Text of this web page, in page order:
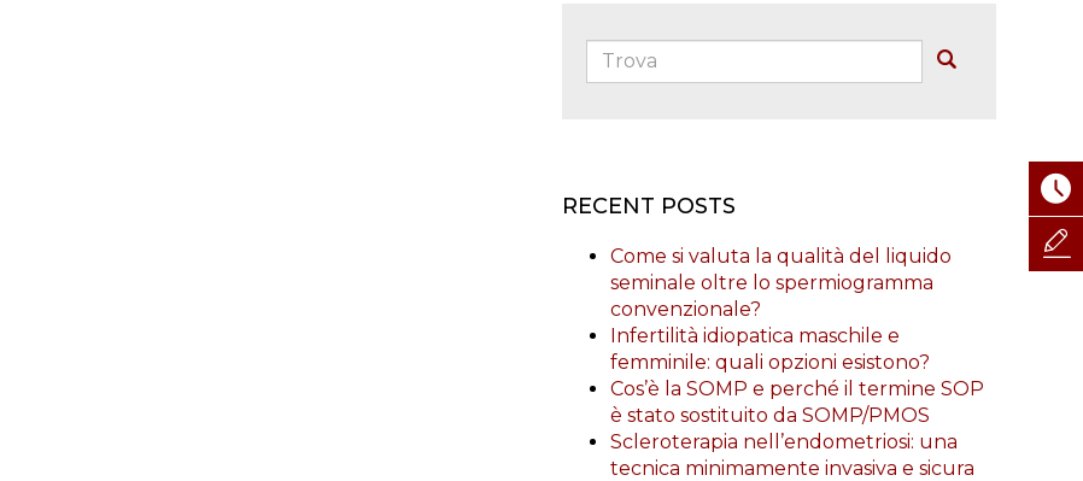
Trova:
RECENT POSTS
Come si valuta la qualità del liquido
seminale oltre lo spermiogramma
convenzionale?
Infertilità idiopatica maschile e
femminile: quali opzioni esistono?
Cos’è la SOMP e perché il termine SOP
è stato sostituito da SOMP/PMOS
Scleroterapia nell’endometriosi: una
tecnica minimamente invasiva e sicura